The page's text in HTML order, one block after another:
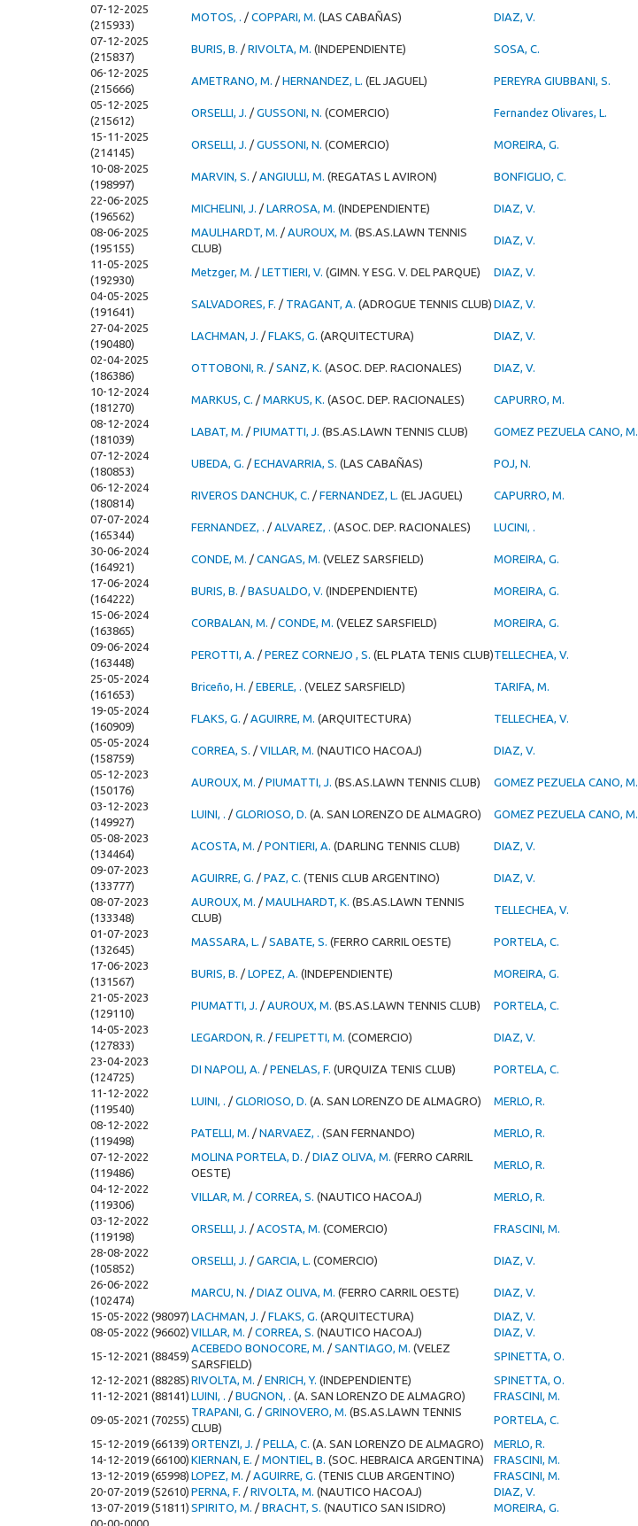
07-12-2025
(215933)
MOTOS, . / COPPARI, M. (LAS CABAÑAS) DIAZ, V.
07-12-2025
(215837)
BURIS, B. / RIVOLTA, M. (INDEPENDIENTE) SOSA, C.
06-12-2025
(215666)
AMETRANO, M. / HERNANDEZ, L. (EL JAGUEL) PEREYRA GIUBBANI, S.
05-12-2025
(215612)
ORSELLI, J. / GUSSONI, N. (COMERCIO) Fernandez Olivares, L.
15-11-2025
(214145)
ORSELLI, J. / GUSSONI, N. (COMERCIO) MOREIRA, G.
10-08-2025
(198997)
MARVIN, S. / ANGIULLI, M. (REGATAS L AVIRON) BONFIGLIO, C.
22-06-2025
(196562)
MICHELINI, J. / LARROSA, M. (INDEPENDIENTE) DIAZ, V.
08-06-2025
(195155)
MAULHARDT, M. / AUROUX, M. (BS.AS.LAWN TENNIS
CLUB)
DIAZ, V.
11-05-2025
(192930)
Metzger, M. / LETTIERI, V. (GIMN. Y ESG. V. DEL PARQUE) DIAZ, V.
04-05-2025
(191641)
SALVADORES, F. / TRAGANT, A. (ADROGUE TENNIS CLUB) DIAZ, V.
27-04-2025
(190480)
LACHMAN, J. / FLAKS, G. (ARQUITECTURA) DIAZ, V.
02-04-2025
(186386)
OTTOBONI, R. / SANZ, K. (ASOC. DEP. RACIONALES) DIAZ, V.
10-12-2024
(181270)
MARKUS, C. / MARKUS, K. (ASOC. DEP. RACIONALES) CAPURRO, M.
08-12-2024
(181039)
LABAT, M. / PIUMATTI, J. (BS.AS.LAWN TENNIS CLUB) GOMEZ PEZUELA CANO, M.
07-12-2024
(180853)
UBEDA, G. / ECHAVARRIA, S. (LAS CABAÑAS) POJ, N.
06-12-2024
(180814)
RIVEROS DANCHUK, C. / FERNANDEZ, L. (EL JAGUEL) CAPURRO, M.
07-07-2024
(165344)
FERNANDEZ, . / ALVAREZ, . (ASOC. DEP. RACIONALES) LUCINI, .
30-06-2024
(164921)
CONDE, M. / CANGAS, M. (VELEZ SARSFIELD) MOREIRA, G.
17-06-2024
(164222)
BURIS, B. / BASUALDO, V. (INDEPENDIENTE) MOREIRA, G.
15-06-2024
(163865)
CORBALAN, M. / CONDE, M. (VELEZ SARSFIELD) MOREIRA, G.
09-06-2024
(163448)
PEROTTI, A. / PEREZ CORNEJO , S. (EL PLATA TENIS CLUB)TELLECHEA, V.
25-05-2024
(161653)
Briceño, H. / EBERLE, . (VELEZ SARSFIELD) TARIFA, M.
19-05-2024
(160909)
FLAKS, G. / AGUIRRE, M. (ARQUITECTURA) TELLECHEA, V.
05-05-2024
(158759)
CORREA, S. / VILLAR, M. (NAUTICO HACOAJ) DIAZ, V.
05-12-2023
(150176)
AUROUX, M. / PIUMATTI, J. (BS.AS.LAWN TENNIS CLUB) GOMEZ PEZUELA CANO, M.
03-12-2023
(149927)
LUINI, . / GLORIOSO, D. (A. SAN LORENZO DE ALMAGRO) GOMEZ PEZUELA CANO, M.
05-08-2023
(134464)
ACOSTA, M. / PONTIERI, A. (DARLING TENNIS CLUB) DIAZ, V.
09-07-2023
(133777)
AGUIRRE, G. / PAZ, C. (TENIS CLUB ARGENTINO) DIAZ, V.
08-07-2023
(133348)
AUROUX, M. / MAULHARDT, K. (BS.AS.LAWN TENNIS
CLUB)
TELLECHEA, V.
01-07-2023
(132645)
MASSARA, L. / SABATE, S. (FERRO CARRIL OESTE) PORTELA, C.
17-06-2023
(131567)
BURIS, B. / LOPEZ, A. (INDEPENDIENTE) MOREIRA, G.
21-05-2023
(129110)
PIUMATTI, J. / AUROUX, M. (BS.AS.LAWN TENNIS CLUB) PORTELA, C.
14-05-2023
(127833)
LEGARDON, R. / FELIPETTI, M. (COMERCIO) DIAZ, V.
23-04-2023
(124725)
DI NAPOLI, A. / PENELAS, F. (URQUIZA TENIS CLUB) PORTELA, C.
11-12-2022
(119540)
LUINI, . / GLORIOSO, D. (A. SAN LORENZO DE ALMAGRO) MERLO, R.
08-12-2022
(119498)
PATELLI, M. / NARVAEZ, . (SAN FERNANDO) MERLO, R.
07-12-2022
(119486)
MOLINA PORTELA, D. / DIAZ OLIVA, M. (FERRO CARRIL
OESTE)
MERLO, R.
04-12-2022
(119306)
VILLAR, M. / CORREA, S. (NAUTICO HACOAJ) MERLO, R.
03-12-2022
(119198)
ORSELLI, J. / ACOSTA, M. (COMERCIO) FRASCINI, M.
28-08-2022
(105852)
ORSELLI, J. / GARCIA, L. (COMERCIO) DIAZ, V.
26-06-2022
(102474)
MARCU, N. / DIAZ OLIVA, M. (FERRO CARRIL OESTE) DIAZ, V.
15-05-2022 (98097) LACHMAN, J. / FLAKS, G. (ARQUITECTURA) DIAZ, V.
08-05-2022 (96602) VILLAR, M. / CORREA, S. (NAUTICO HACOAJ) DIAZ, V.
15-12-2021 (88459)
ACEBEDO BONOCORE, M. / SANTIAGO, M. (VELEZ
SARSFIELD)
SPINETTA, O.
12-12-2021 (88285) RIVOLTA, M. / ENRICH, Y. (INDEPENDIENTE) SPINETTA, O.
11-12-2021 (88141) LUINI, . / BUGNON, . (A. SAN LORENZO DE ALMAGRO) FRASCINI, M.
09-05-2021 (70255)
TRAPANI, G. / GRINOVERO, M. (BS.AS.LAWN TENNIS
CLUB)
PORTELA, C.
15-12-2019 (66139) ORTENZI, J. / PELLA, C. (A. SAN LORENZO DE ALMAGRO) MERLO, R.
14-12-2019 (66100) KIERNAN, E. / MONTIEL, B. (SOC. HEBRAICA ARGENTINA) FRASCINI, M.
13-12-2019 (65998) LOPEZ, M. / AGUIRRE, G. (TENIS CLUB ARGENTINO) FRASCINI, M.
20-07-2019 (52610) PERNA, F. / RIVOLTA, M. (NAUTICO HACOAJ) DIAZ, V.
13-07-2019 (51811) SPIRITO, M. / BRACHT, S. (NAUTICO SAN ISIDRO) MOREIRA, G.
00-00-0000